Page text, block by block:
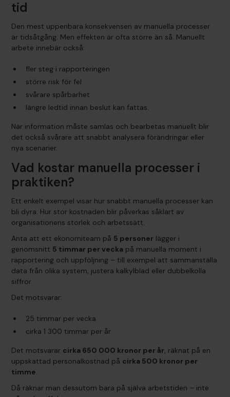
tid
Den mest uppenbara konsekvensen av manuella processer
är tidsåtgång. Men effekten är ofta större än så. Manuellt
arbete innebär också:
fler steg i rapporteringen
större risk för fel
svårare spårbarhet
längre ledtid innan beslut kan fattas.
När information måste samlas och bearbetas manuellt blir
det också svårare att snabbt analysera förändringar eller
nya scenarier.
Vad kostar manuella processer i
praktiken?
Ett enkelt exempel visar hur snabbt manuella processer kan
bli dyra. Hur stor kostnaden blir påverkas såklart av
organisationens storlek och arbetssätt.
Anta att ett ekonomiteam på 5 personer lägger i
genomsnitt 5 timmar per vecka på manuella moment i
rapportering och uppföljning – till exempel att sammanställa
data från olika system, justera kalkylblad eller dubbelkolla
siffror.
Det motsvarar:
25 timmar per vecka
cirka 1 300 timmar per år
Det motsvarar cirka 650 000 kronor per år , räknat på en
uppskattad personalkostnad på cirka 500 kronor per
timme
Då räknar man dessutom bara på själva arbetstiden – inte